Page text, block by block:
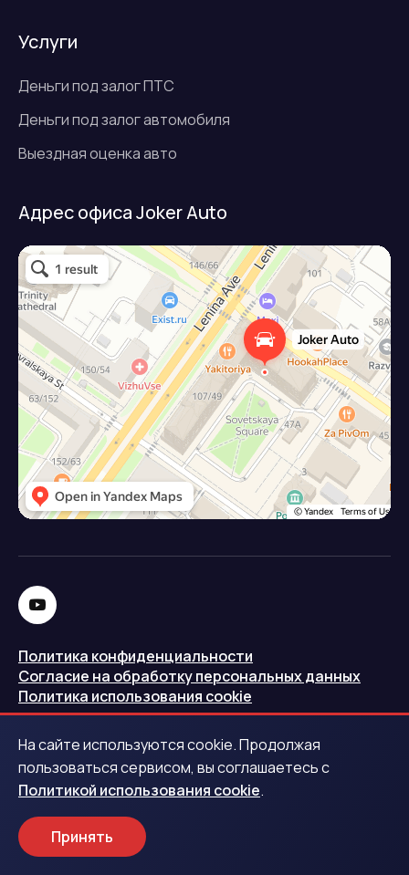
Услуги
Деньги под залог ПТС
Деньги под залог автомобиля
Выездная оценка авто
Адрес офиса Joker Auto
Джокер авто
Займ под залог авто в Подольске
Микрофинансовая организация в Подольске
Политика конфиденциальности
Согласие на обработку персональных данных
Политика использования cookie
РКН
Центральный банк Российской Федерации
Обращаем ваше внимание на то, что данный интернет-
На сайте используются cookie. Продолжая
пользоваться сервисом, вы соглашаетесь с
Политикой использования cookie.
Принять